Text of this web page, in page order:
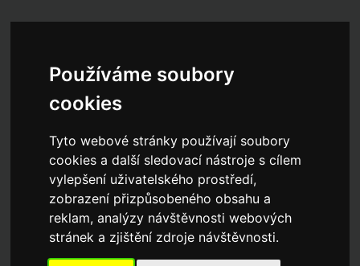
Používáme soubory
cookies
Tyto webové stránky používají soubory
cookies a další sledovací nástroje s cílem
vylepšení uživatelského prostředí,
zobrazení přizpůsobeného obsahu a
reklam, analýzy návštěvnosti webových
stránek a zjištění zdroje návštěvnosti.